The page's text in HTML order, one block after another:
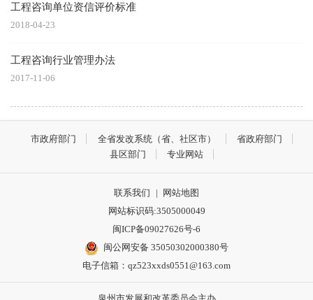
工程咨询单位资信评价标准
2018-04-23
工程咨询行业管理办法
2017-11-06
市政府部门 全省发改系统（省、社区市）
省政府部门
县区部门
专业网站
联系我们 |
网站地图
网站标识码:3505000049
闽ICP备09027626号-6
闽公网安备 35050302000380号
电子信箱：qz523xxds0551@163.com